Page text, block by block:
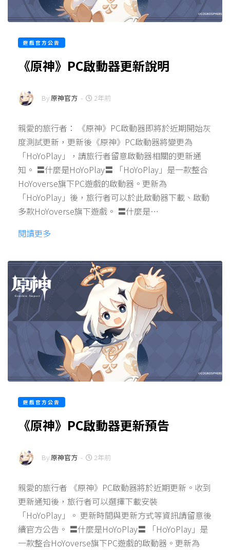
遊戲官方公告
《原神》PC啟動器更新說明
By原神官方 - 2年前
親愛的旅行者： 《原神》PC啟動器即將於近期開始灰
度測試更新，更新後《原神》PC啟動器將變更為
「HoYoPlay」，請旅行者留意啟動器相關的更新通
知。 〓什麼是HoYoPlay〓 「HoYoPlay」是一款整合
HoYoverse旗下PC遊戲的啟動器。更新為
「HoYoPlay」後，旅行者可以於此啟動器下載、啟動
多款HoYoverse旗下遊戲。 〓什麼是…
閱讀更多
遊戲官方公告
《原神》PC啟動器更新預告
By原神官方 - 2年前
親愛的旅行者 《原神》PC啟動器將於近期更新。收到
更新通知後，旅行者可以選擇下載安裝
「HoYoPlay」。 更新時間與更新方式等資訊請留意後
續官方公告。 〓什麼是HoYoPlay〓 「HoYoPlay」是
一款整合HoYoverse旗下PC遊戲的啟動器。更新為